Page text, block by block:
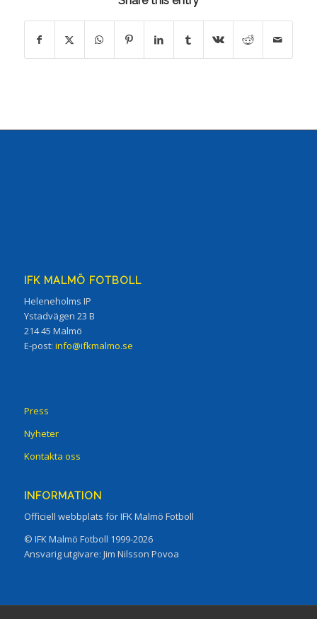
IFK MALMÖ FOTBOLL
Heleneholms IP
Ystadvägen 23 B
214 45 Malmö
E-post: info@ifkmalmo.se
Press
Nyheter
Kontakta oss
INFORMATION
Officiell webbplats för IFK Malmö Fotboll
© IFK Malmö Fotboll 1999-2026
Ansvarig utgivare: Jim Nilsson Povoa